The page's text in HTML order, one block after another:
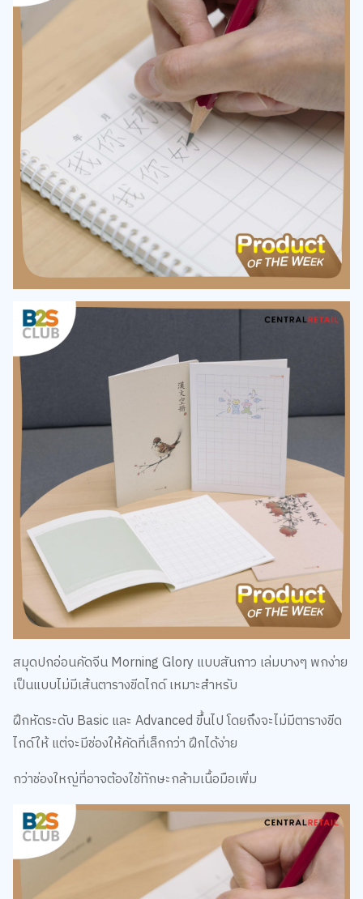
สมุดปกอ่อนคัดจีน Morning Glory แบบสันกาว เล่มบางๆ พกง่าย
เป็นแบบไม่มีเส้นตารางขีดไกด์ เหมาะสำหรับ
ฝึกหัดระดับ Basic และ Advanced ขึ้นไป โดยถึงจะไม่มีตารางขีด
ไกด์ให้ แต่จะมีช่องให้คัดที่เล็กกว่า ฝึกได้ง่าย
กว่าช่องใหญ่ที่อาจต้องใช้ทักษะกล้ามเนื้อมือเพิ่ม